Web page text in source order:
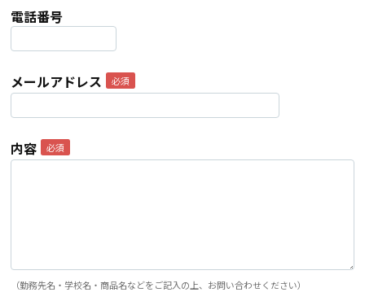
電話番号
メールアドレス
内容
（勤務先名・学校名・商品名などをご記入の上、お問い合わせください）